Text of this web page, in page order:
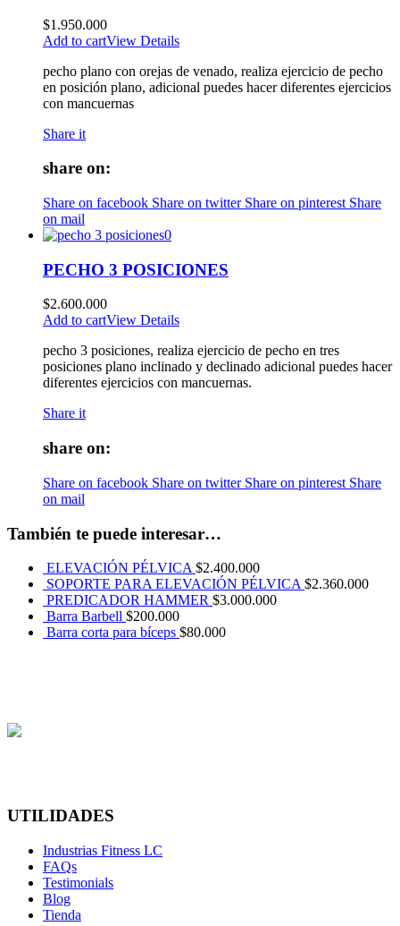
$1.950.000
Add to cartView Details
pecho plano con orejas de venado, realiza ejercicio de pecho
en posición plano, adicional puedes hacer diferentes ejercicios
con mancuernas
Share it
share on:
Share on facebook Share on twitter Share on pinterest Share
on mail
PECHO 3 POSICIONES
$2.600.000
Add to cartView Details
pecho 3 posiciones, realiza ejercicio de pecho en tres
posiciones plano inclinado y declinado adicional puedes hacer
diferentes ejercicios con mancuernas.
Share it
share on:
Share on facebook Share on twitter Share on pinterest Share
on mail
También te puede interesar…
ELEVACIÓN PÉLVICA $2.400.000
SOPORTE PARA ELEVACIÓN PÉLVICA $2.360.000
PREDICADOR HAMMER $3.000.000
Barra Barbell $200.000
Barra corta para bíceps $80.000
UTILIDADES
Industrias Fitness LC
FAQs
Testimonials
Blog
Tienda